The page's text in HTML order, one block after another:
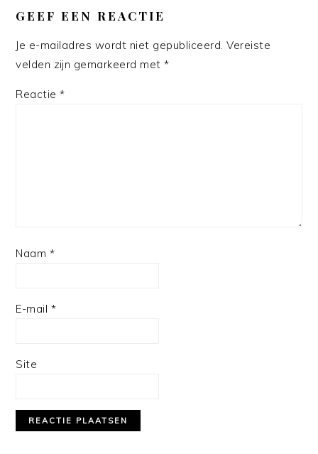
GEEF EEN REACTIE
Je e-mailadres wordt niet gepubliceerd. Vereiste
velden zijn gemarkeerd met*
Reactie*
Naam *
E-mail *
Site